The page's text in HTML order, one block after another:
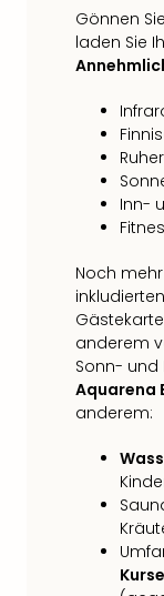
Gönnen
laden Sie
Inn-
Noch
anderem
Sonn- und
Aquarena
anderem: